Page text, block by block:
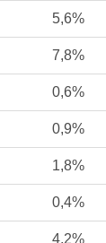
5,6%
7,8%
0,6%
0,9%
1,8%
0,4%
4,2%